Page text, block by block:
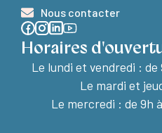
Nous contacter
Horaires
Le lundi et vendredi : de
Le mardi et
Le mercredi : de 9h